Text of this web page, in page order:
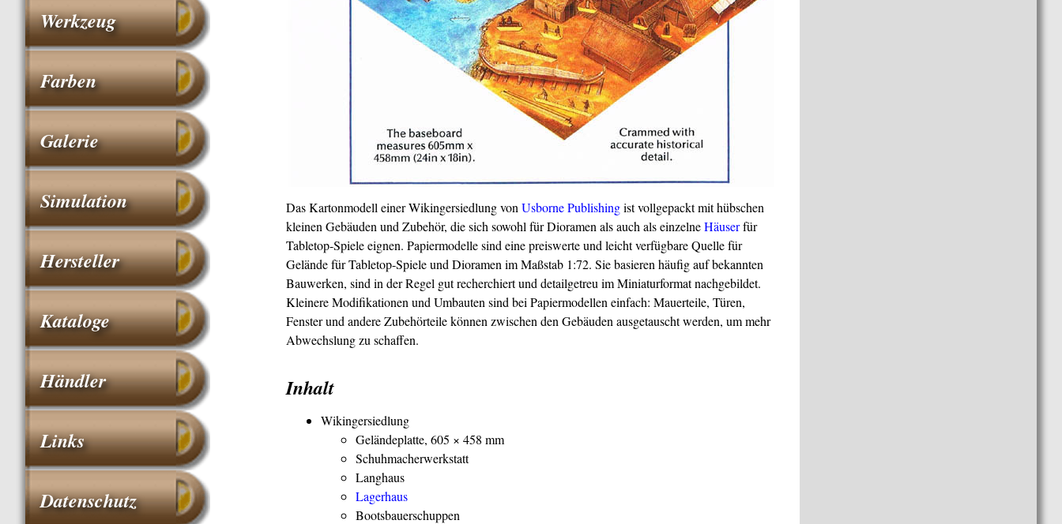
Das Kartonmodell einer Wikingersiedlung von Usborne Publishingist vollgepackt mit hübschen
kleinen Gebäuden und Zubehör, die sich sowohl für Dioramen als auch als einzelneHäuserfür
Tabletop-Spiele eignen. Papiermodelle sind eine preiswerte und leicht verfügbare Quelle für
Gelände für Tabletop-Spiele und Dioramen im Maßstab 1:72. Sie basieren häufig auf bekannten
Bauwerken, sind in der Regel gut recherchiert und detailgetreu im Miniaturformat nachgebildet.
Kleinere Modifikationen und Umbauten sind bei Papiermodellen einfach: Mauerteile, Türen,
Fenster und andere Zubehörteile können zwischen den Gebäuden ausgetauscht werden, um mehr
Abwechslung zu schaffen.
Inhalt
Wikingersiedlung
Geländeplatte, 605 × 458 mm
Schuhmacherwerkstatt
Langhaus
Lagerhaus
Bootsbauerschuppen
Werkzeug
Farben
Galerie
Simulation
Hersteller
Kataloge
Händler
Links
Datenschutz